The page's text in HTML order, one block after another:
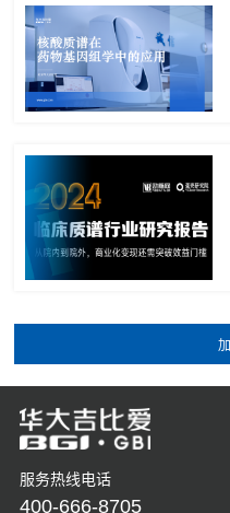
服务热线电话
400-666-8705